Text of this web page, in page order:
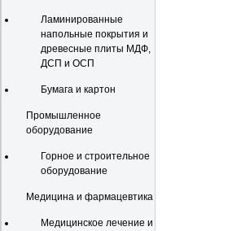
Ламинированные
напольные покрытия и
древесные плиты МДФ,
ДСП и ОСП
Бумага и картон
Промышленное
оборудование
Горное и строительное
оборудование
Медицина и фармацевтика
Медицинское лечение и